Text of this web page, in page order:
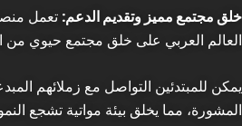
خلق مجتمع مميز وتقديم الدعم: تعمل
العالم العربي على خلق مجتمع حيوي من
يمكن للمبتدئين التواصل مع زملائهم
المشورة، مما يخلق بيئة مواتية تشجع